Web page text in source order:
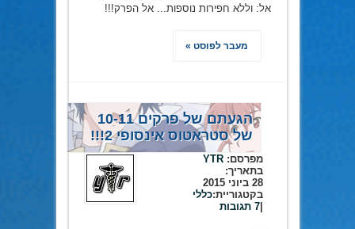
אל: וללא חפירות נוספות... אל הפרק!!!
מעבר לפוסט »
הגעתם של פרקים 10-11
של סטראטוס אינסופי 2!!!
מפרסם:YTR
בתאריך:
28 ביוני 2015
בקטגוריית:כללי
|7 תגובות